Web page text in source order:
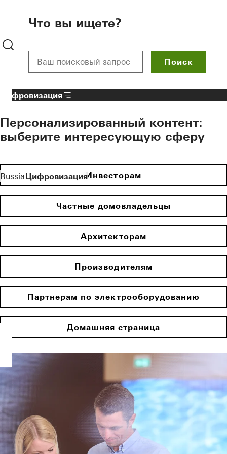
Что вы ищете?
Поиск
RussiaЦифровизация
Цифровизация
Персонализированный контент:
выберите интересующую сферу
Инвесторам
Частные домовладельцы
Архитекторам
Производителям
Партнерам по электрооборудованию
Домашняя страница